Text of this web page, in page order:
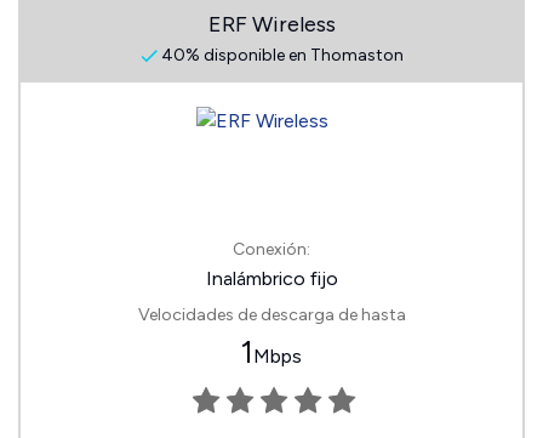
ERF Wireless
40% disponible en Thomaston
Conexión:
Inalámbrico fijo
Velocidades de descarga de hasta
1 Mbps